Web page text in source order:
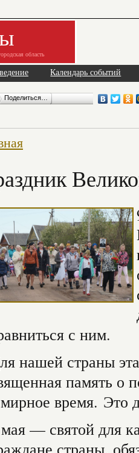
область
Календарь событий
Поделиться…
с ним.
нашей страны
память о
время. Это
— святой для